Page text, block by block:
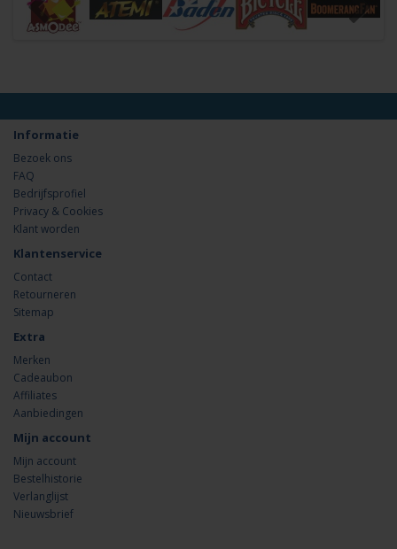
Informatie
Bezoek ons
FAQ
Bedrijfsprofiel
Privacy & Cookies
Klant worden
Klantenservice
Contact
Retourneren
Sitemap
Extra
Merken
Cadeaubon
Affiliates
Aanbiedingen
Mijn account
Mijn account
Bestelhistorie
Verlanglijst
Nieuwsbrief